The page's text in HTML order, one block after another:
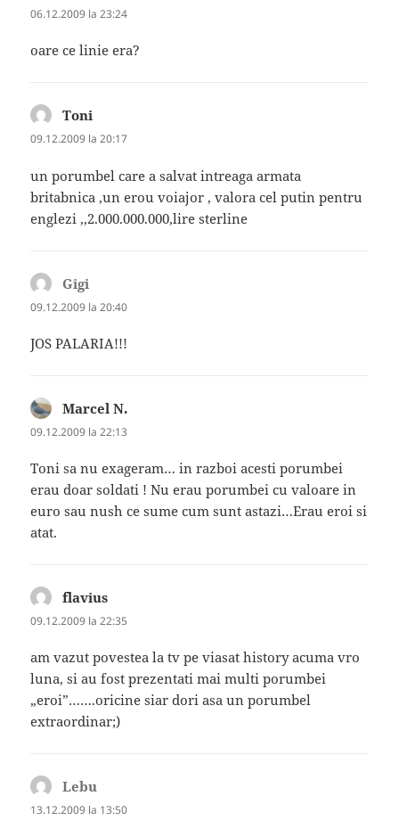
06.12.2009 la 23:24
oare ce linie era?
Toni
09.12.2009 la 20:17
un porumbel care a salvat intreaga armata
britabnica ,un erou voiajor , valora cel putin pentru
englezi ,,2.000.000.000,lire sterline
Gigi
09.12.2009 la 20:40
JOS PALARIA!!!
Marcel N.
09.12.2009 la 22:13
Toni sa nu exageram… in razboi acesti porumbei
erau doar soldati ! Nu erau porumbei cu valoare in
euro sau nush ce sume cum sunt astazi…Erau eroi si
atat.
flavius
09.12.2009 la 22:35
am vazut povestea la tv pe viasat history acuma vro
luna, si au fost prezentati mai multi porumbei
„eroi”…….oricine siar dori asa un porumbel
extraordinar;)
Lebu
13.12.2009 la 13:50